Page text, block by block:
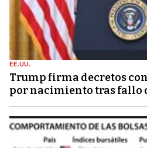
EE.UU.
Trump firma decretos
por nacimiento tras fallo